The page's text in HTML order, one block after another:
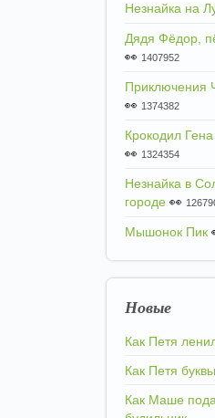
Незнайка на
Дядя Фёдор,
👀 1407952
Приключения
👀 1374382
Крокодил
👀 1324354
Незнайка в
городе 👀
Мышонок Пик
Новые
Как Петя
Как Петя
Как Маше